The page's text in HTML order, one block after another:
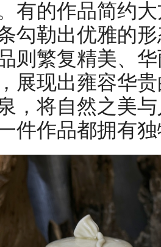
有的作品简约
勾勒出优雅的
则繁复精美、
展现出雍容华
，将自然之美
件作品都拥有